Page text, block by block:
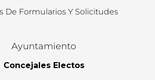
De Formularios Y Solicitudes
Ayuntamiento
Concejales Electos